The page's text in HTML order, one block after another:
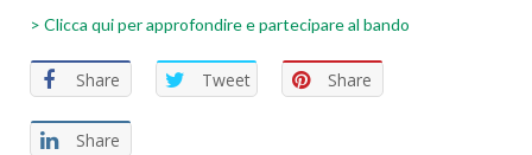
> Clicca qui per approfondire e partecipare al bando
Share Tweet Share
Share